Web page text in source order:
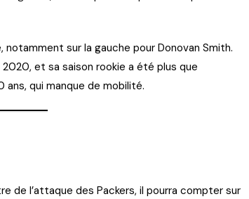
sur la gauche pour Donovan Smith.
et sa saison rookie a été plus que
qui manque de mobilité.
de l’attaque des Packers, il pourra compter sur